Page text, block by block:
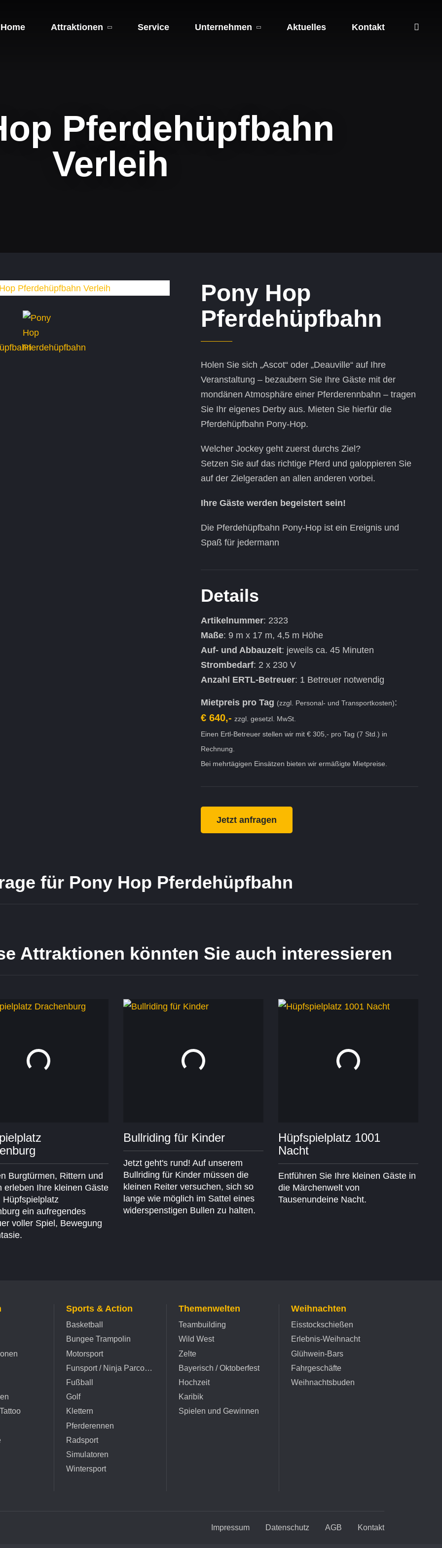
Home Attraktionen Service Unternehmen Aktuelles Kontakt
Pferdehüpfbahn
Verleih
Pony Hop
Pferdehüpfbahn
Holen Sie sich „Ascot“ oder „Deauville“ auf Ihre
Veranstaltung – bezaubern Sie Ihre Gäste mit der
mondänen Atmosphäre einer Pferderennbahn – tragen
Sie Ihr eigenes Derby aus. Mieten Sie hierfür die
Pferdehüpfbahn Pony-Hop.
Welcher Jockey geht zuerst durchs Ziel?
Setzen Sie auf das richtige Pferd und galoppieren Sie
auf der Zielgeraden an allen anderen vorbei.
Ihre Gäste werden begeistert sein!
Die Pferdehüpfbahn Pony-Hop ist ein Ereignis und
Spaß für jedermann
Details
Artikelnummer: 2323
Maße: 9 m x 17 m, 4,5 m Höhe
Auf- und Abbauzeit: jeweils ca. 45 Minuten
Strombedarf: 2 x 230 V
Anzahl ERTL-Betreuer: 1 Betreuer notwendig
Mietpreis pro Tag (zzgl. Personal- und Transportkosten):
€ 640,- zzgl. gesetzl. MwSt.
Einen Ertl-Betreuer stellen wir mit € 305,- pro Tag (7 Std.) in
Rechnung.
Bei mehrtägigen Einsätzen bieten wir ermäßigte Mietpreise.
Jetzt anfragen
für Pony Hop Pferdehüpfbahn
Attraktionen könnten Sie auch interessieren
Burgtürmen, Rittern und
erleben Ihre kleinen Gäste
Hüpfspielplatz
ein aufregendes
voller Spiel, Bewegung
Bullriding für Kinder
Jetzt geht's rund! Auf unserem
Bullriding für Kinder müssen die
kleinen Reiter versuchen, sich so
lange wie möglich im Sattel eines
widerspenstigen Bullen zu halten.
Hüpfspielplatz 1001
Nacht
Entführen Sie Ihre kleinen Gäste in
die Märchenwelt von
Tausenundeine Nacht.
Sports & Action
Basketball
Bungee Trampolin
Motorsport
Funsport / Ninja Parcours
Fußball
Golf
Klettern
Pferderennen
Radsport
Simulatoren
Wintersport
Themenwelten
Teambuilding
Wild West
Zelte
Bayerisch / Oktoberfest
Hochzeit
Karibik
Spielen und Gewinnen
Weihnachten
Eisstockschießen
Erlebnis-Weihnacht
Glühwein-Bars
Fahrgeschäfte
Weihnachtsbuden
Impressum Datenschutz AGB Kontakt